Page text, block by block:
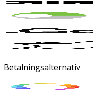
Betalningsalternativ